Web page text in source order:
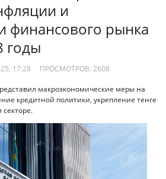
и
финансового рынка
годы
17:28 ПРОСМОТРОВ: 2608
макроэкономические меры на
кредитной политики, укрепление тенге